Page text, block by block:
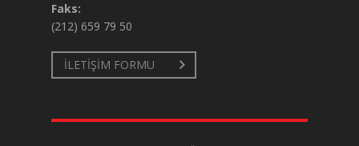
Faks:
(212) 659 79 50
İLETİŞİM FORMU